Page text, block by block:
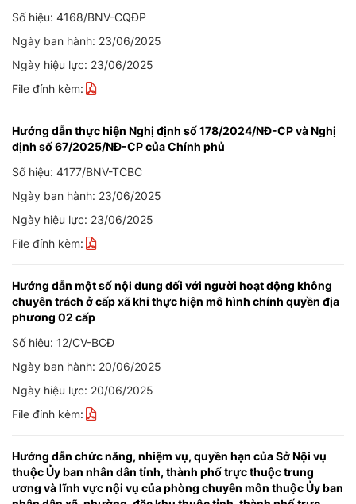
Số hiệu: 4168/BNV-CQĐP
Ngày ban hành: 23/06/2025
Ngày hiệu lực: 23/06/2025
File đính kèm:
Hướng dẫn thực hiện Nghị định số 178/2024/NĐ-CP và Nghị
định số 67/2025/NĐ-CP của Chính phủ
Số hiệu: 4177/BNV-TCBC
Ngày ban hành: 23/06/2025
Ngày hiệu lực: 23/06/2025
File đính kèm:
Hướng dẫn một số nội dung đối với người hoạt động không
chuyên trách ở cấp xã khi thực hiện mô hình chính quyền địa
phương 02 cấp
Số hiệu: 12/CV-BCĐ
Ngày ban hành: 20/06/2025
Ngày hiệu lực: 20/06/2025
File đính kèm:
Hướng dẫn chức năng, nhiệm vụ, quyền hạn của Sở Nội vụ
thuộc Ủy ban nhân dân tỉnh, thành phố trực thuộc trung
ương và lĩnh vực nội vụ của phòng chuyên môn thuộc Ủy ban